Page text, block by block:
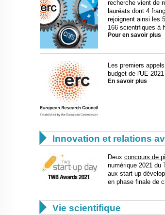
recherche vient de
lauréats dont 4
rejoignent ainsi les
166 scientifiques à
Pour en savoir plus
Les premiers
budget de l'UE
En savoir plus
 Innovation et relations
Deux concours de
numérique 2021
aux start-up
en phase finale de
 Vie scientifique